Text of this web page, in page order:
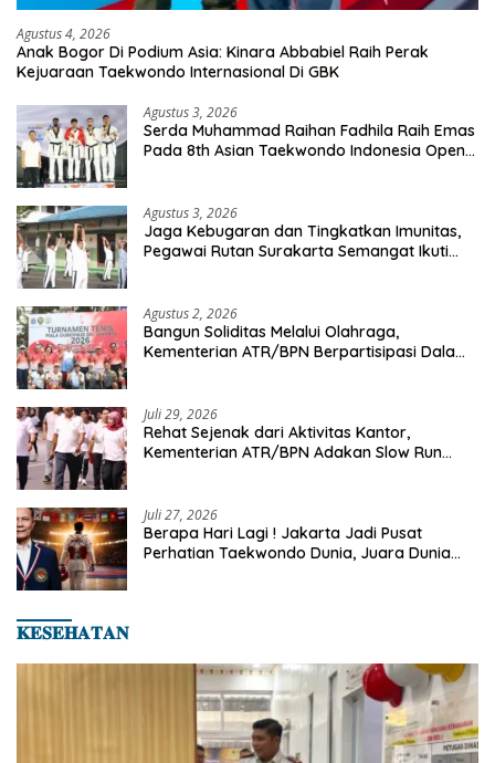
Agustus 4, 2026
Anak Bogor Di Podium Asia: Kinara Abbabiel Raih Perak
Kejuaraan Taekwondo Internasional Di GBK
Agustus 3, 2026
Serda Muhammad Raihan Fadhila Raih Emas
Pada 8th Asian Taekwondo Indonesia Open
Agustus 3, 2026
Jaga Kebugaran dan Tingkatkan Imunitas,
Pegawai Rutan Surakarta Semangat Ikuti
Agustus 2, 2026
Bangun Soliditas Melalui Olahraga,
Kementerian ATR/BPN Berpartisipasi Dalam
Juli 29, 2026
Rehat Sejenak dari Aktivitas Kantor,
Kementerian ATR/BPN Adakan Slow Run
Juli 27, 2026
Berapa Hari Lagi ! Jakarta Jadi Pusat
Perhatian Taekwondo Dunia, Juara Dunia
𝐊𝐄𝐒𝐄𝐇𝐀𝐓𝐀𝐍